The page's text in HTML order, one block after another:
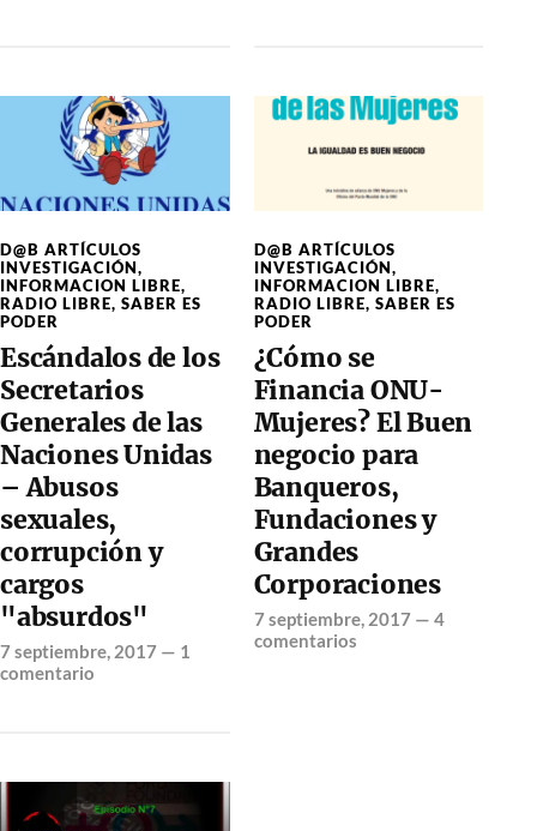
D@B ARTÍCULOS
INVESTIGACIÓN,
INFORMACION LIBRE,
RADIO LIBRE, SABER ES
PODER
Escándalos de los
Secretarios
Generales de las
Naciones Unidas
– Abusos
sexuales,
corrupción y
cargos
"absurdos"
7 septiembre, 2017 — 1
comentario
D@B ARTÍCULOS
INVESTIGACIÓN,
INFORMACION LIBRE,
RADIO LIBRE, SABER ES
PODER
¿Cómo se
Financia ONU-
Mujeres? El Buen
negocio para
Banqueros,
Fundaciones y
Grandes
Corporaciones
7 septiembre, 2017— 4
comentarios